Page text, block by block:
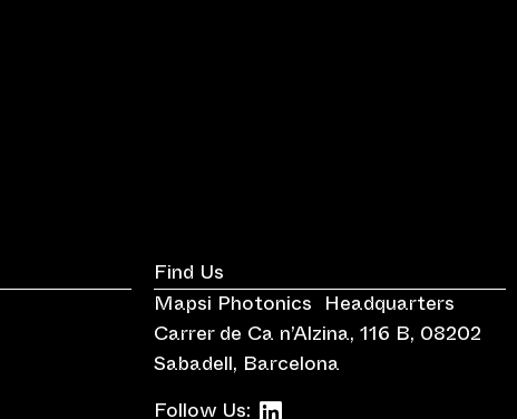
Find Us
Mapsi Photonics Headquarters
Carrer de Ca n’Alzina, 116 B, 08202
Sabadell, Barcelona
Follow Us: